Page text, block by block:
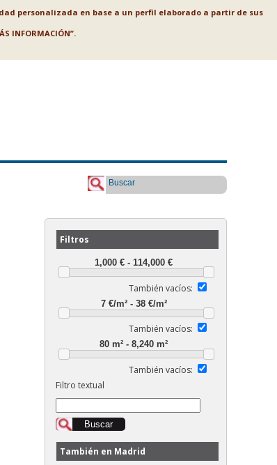
personalizada en base a un perfil elaborado a partir de sus
INFORMACIÓN”.
Buscar
Filtros
También vacíos:
También vacíos:
También vacíos:
Filtro textual
También en Madrid